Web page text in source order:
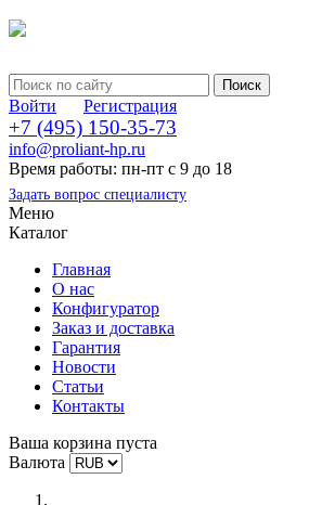
Войти Регистрация
+7 (495) 150-35-73
info@proliant-hp.ru
Время работы: пн-пт с 9 до 18
Задать вопрос специалисту
Меню
Каталог
Главная
О нас
Конфигуратор
Заказ и доставка
Гарантия
Новости
Статьи
Контакты
Ваша корзина пуста
Валюта